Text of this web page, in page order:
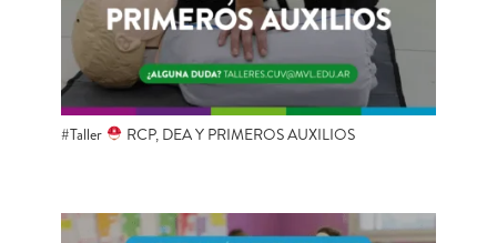
#Taller RCP, DEA Y PRIMEROS AUXILIOS